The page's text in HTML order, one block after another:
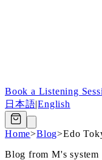
Book a Listening
日本語|English
Home>Blog>Edo
Blog from M's system